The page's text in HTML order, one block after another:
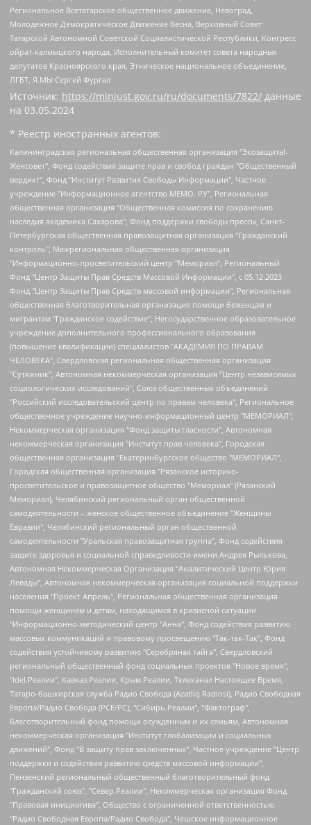
Региональное Всетатарское общественное движение, Невоград,
Молодежное Демократическое Движение Весна, Верховный Совет
Татарской Автономной Советской Социалистической Республики, Конгресс
ойрат-калмыцкого народа, Исполнительный комитет совета народных
депутатов Красноярского края, Этническое национальное объединение,
ЛГБТ, Я.МЫ Сергей Фургал
Источник: https://minjust.gov.ru/ru/documents/7822/ данные
на 03.05.2024
* Реестр иностранных агентов:
Калининградская региональная общественная организация "Экозащита!-Женсовет", Фонд содействия защите прав и свобод граждан "Общественный вердикт", Фонд "Институт Развития Свободы Информации", Частное учреждение "Информационное агентство МЕМО. РУ", Региональная общественная организация "Общественная комиссия по сохранению наследия академика Сахарова", Фонд поддержки свободы прессы, Санкт-Петербургская общественная правозащитная организация "Гражданский контроль", Межрегиональная общественная организация "Информационно-просветительский центр "Мемориал", Региональный Фонд "Центр Защиты Прав Средств Массовой Информации", с 05.12.2023 Фонд "Центр Защиты Прав Средств массовой информации", Региональная общественная благотворительная организация помощи беженцам и мигрантам "Гражданское содействие", Негосударственное образовательное учреждение дополнительного профессионального образования (повышение квалификации) специалистов "АКАДЕМИЯ ПО ПРАВАМ ЧЕЛОВЕКА", Свердловская региональная общественная организация "Сутяжник", Автономная некоммерческая организация "Центр независимых социологических исследований", Союз общественных объединений "Российский исследовательский центр по правам человека", Региональное общественное учреждение научно-информационный центр "МЕМОРИАЛ", Некоммерческая организация "Фонд защиты гласности", Автономная некоммерческая организация "Институт прав человека", Городская общественная организация "Екатеринбургское общество "МЕМОРИАЛ", Городская общественная организация "Рязанское историко-просветительское и правозащитное общество "Мемориал" (Рязанский Мемориал), Челябинский региональный орган общественной самодеятельности – женское общественное объединение "Женщины Евразии", Челябинский региональный орган общественной самодеятельности "Уральская правозащитная группа", Фонд содействия защите здоровья и социальной справедливости имени Андрея Рылькова, Автономная Некоммерческая Организация "Аналитический Центр Юрия Левады", Автономная некоммерческая организация социальной поддержки населения "Проект Апрель", Региональная общественная организация помощи женщинам и детям, находящимся в кризисной ситуации "Информационно-методический центр "Анна", Фонд содействия развитию массовых коммуникаций и правовому просвещению "Так-так-Так", Фонд содействия устойчивому развитию "Серебряная тайга", Свердловский региональный общественный фонд социальных проектов "Новое время", "Idel.Реалии", Кавказ.Реалии, Крым.Реалии, Телеканал Настоящее Время, Татаро-башкирская служба Радио Свобода (Azatliq Radiosi), Радио Свободная Европа/Радио Свобода (PCE/PC), "Сибирь.Реалии", "Фактограф", Благотворительный фонд помощи осужденным и их семьям, Автономная некоммерческая организация "Институт глобализации и социальных движений", Фонд "В защиту прав заключенных", Частное учреждение "Центр поддержки и содействия развитию средств массовой информации", Пензенский региональный общественный благотворительный фонд "Гражданский союз", "Север.Реалии", Некоммерческая организация Фонд "Правовая инициатива", Общество с ограниченной ответственностью "Радио Свободная Европа/Радио Свобода", Чешское информационное агентство "MEDIUM-ORIENT", Красноярская региональная общественная организация "Мы против СПИДа", Камалягин Денис Николаевич, Маркелов Сергей Евгеньевич, Пономарев Лев Александрович, Савицкая Людмила Алексеевна, Автономная некоммерческая организация "Центр по работе с проблемой насилия "НАСИЛИЮ.НЕТ", Межрегиональный профессиональный союз работников здравоохранения "Альянс врачей", Юридическое лицо, зарегистрированное в Латвийской Республике, SIA "Medusa Project" (регистрационный номер 40103797863, дата регистрации 10.06.2014), Некоммерческая организация "Фонд по борьбе с коррупцией", Автономная некоммерческая организация "Институт права и публичной политики", Баданин Роман Сергеевич, Гликин Максим Александрович, Железнова Мария Михайловна, Лукьянова Юлия Сергеевна, Маетная Елизавета Витальевна, Маняхин Петр Борисович, Чуракова Ольга Владимировна, Ярош Юлия Петровна, Юридическое лицо "The Insider SIA", зарегистрированное в Риге, Латвийская Республика (дата регистрации 26.06.2015), являющееся администратором доменного имени интернет-издания "The Insider SIA", https://theins.ru, Постернак Алексей Евгеньевич, Рубин Михаил Аркадьевич, Анин Роман Александрович, Юридическое лицо Istories fonds, зарегистрированное в Латвийской Республике (регистрационный номер 50008295751, дата регистрации 24.02.2020), Великовский Дмитрий Александрович, Долинина Ирина Николаевна, Мароховская Алеся Алексеевна, Шлейнов Роман Юрьевич, Шмагун Олеся Валентиновна, Общество с ограниченной ответственностью "Альтаир 2021", Общество с ограниченной ответственностью "Вега 2021", Общество с ограниченной ответственностью "Главный редактор 2021", Общество с ограниченной ответственностью "Ромашки монолит", Важенков Артем Валерьевич, Ивановская областная общественная организация "Центр гендерных исследований", Гурман Юрий Альбертович, Медиапроект "ОВД-Инфо", Егоров Владимир Владимирович, Жилинский Владимир Александрович, Общество с ограниченной ответственностью "ЗП", Иванова София Юрьевна, Карезина Инна Павловна, Кильтау Екатерина Викторовна, Петров Алексей Викторович, Пискунов Сергей Евгеньевич, Смирнов Сергей Сергеевич, Тихонов Михаил Сергеевич, Общество с ограниченной ответственностью "ЖУРНАЛИСТ-ИНОСТРАННЫЙ АГЕНТ", Арапова Галина Юрьевна, Вольтская Татьяна Анатольевна, Американская компания "Mason G.E.S. Anonymous Foundation" (США), являющаяся владельцем интернет-издания https://mnews.world/, Компания "Stichting Bellingcat", зарегистрированная в Нидерландах (дата регистрации 11.07.2018), Захаров Андрей Вячеславович, Клепиковская Екатерина Дмитриевна, Общество с ограниченной ответственностью "МЕМО", Перл Роман Александрович, Симонов Евгений Алексеевич, Соловьева Елена Анатольевна, Сотников Даниил Владимирович, Сурначева Елизавета Дмитриевна, Автономная некоммерческая организация по защите прав человека и информированию населения "Якутия – Наше Мнение", Общество с ограниченной ответственностью "Москоу диджитал медиа", с 26.01.2023 Общество с ограниченной ответственностью "Чайка Белые сады", Ветошкина Валерия Валерьевна, Заговора Максим Александрович, Межрегиональное общественное движение "Российская ЛГБТ - сеть", Оленичев Максим Владимирович, Павлов Иван Юрьевич, Скворцова Елена Сергеевна, Общество с ограниченной ответственностью "Как бы инагент", Кочетков Игорь Викторович, Общество с ограниченной ответственностью "Честные выборы", Еланчик Олег Александрович, Общество с ограниченной ответственностью "Нобелевский призыв", Гималова Регина Эмилевна, Григорьев Андрей Валерьевич, Григорьева Алина Александровна, Ассоциация по содействию защите прав призывников, альтернативнослужащих и военнослужащих "Правозащитная группа "Гражданин.Армия.Право", Хисамова Регина Фаритовна, Автономная некоммерческая организация по реализации социально-правовых программ "Лилит", Дальневосточное общественное движение "Маяк", Санкт-Петербургская ЛГБТ-инициативная группа "Выход", Инициативная группа ЛГБТ+ "Реверс", Алексеев Андрей Викторович, Бекбулатова Таисия Львовна, Беляев Иван Михайлович, Владыкина Елена Сергеевна, Гельман Марат Александрович, Никульшина Вероника Юрьевна, Толоконникова Надежда Андреевна, Шендерович Виктор Анатольевич, Общество с ограниченной ответственностью "Данное сообщение", Общество с ограниченной ответственностью Издательский дом "Новая глава", Айнбиндер Александра Александровна, Московский комьюнити-центр для ЛГБТ+инициатив, Благотворительный фонд развития филантропии, Deutsche Welle (Германия, Kurt-Schumacher-Strasse 3, 53113 Bonn), Борзунова Мария Михайловна, Воробьев Виктор Викторович, Голубева Анна Львовна, Константинова Алла Михайловна, Малкова Ирина Владимировна, Мурадов Мурад Абдулгалимович, Осетинская Елизавета Николаевна, Понасенков Евгений Николаевич, Ганапольский Матвей Юрьевич, Киселев Евгений Алексеевич, Борухович Ирина Григорьевна, Дремин Иван Тимофеевич, Дубровский Дмитрий Викторович, Красноярская региональная общественная организация поддержки и развития альтернативных образовательных технологий и межкультурных коммуникаций "ИНТЕРРА", Маяковская Екатерина Алексеевна, Фейгин Марк Захарович, Филимонов Андрей Викторович, Дзугкоева Регина Николаевна, Доброхотов Роман Александрович, Дудь Юрий Александрович, Елкин Сергей Владимирович, Кругликов Кирилл Игоревич, Сабунаева Мария Леонидовна, Семенов Алексей Владимирович, Шаинян Карен Багратович, Шульман Екатерина Михайловна, Асафьев Артур Валерьевич, Вахштайн Виктор Семенович, Венедиктов Алексей Алексеевич, Лушникова Екатерина Евгеньевна, Волков Леонид Михайлович, Невзоров Александр Глебович, Пархоменко Сергей Борисович, Сироткин Ярослав Николаевич, Кара-Мурза Владимир Владимирович, Баранова Наталья Владимировна, Гозман Леонид Яковлевич, Кагарлицкий Борис Юльевич, Климарев Михаил Валерьевич, Милов Владимир Станиславович, Автономная некоммерческая организация Краснодарский центр современного искусства "Типография", Моргенштерн Алишер Тагирович, Соболь Любовь Эдуардовна, Общество с ограниченной ответственностью "ЛИЗА НОРМ", Каспаров Гарри Кимович, Ходорковский Михаил Борисович, Общество с ограниченной ответственностью "Апрельские тезисы", Данилович Ирина Брониславовна, Кашин Олег Владимирович, Петров Николай Владимирович, Пивоваров Алексей Владимирович, Соколов Михаил Владимирович, Цветкова Юлия Владимировна, Чичваркин Евгений Александрович, Комитет против пыток/Команда против пыток, Общество с ограниченной ответственностью "Первый научный", Общество с ограниченной ответственностью "Вертолет и ко", Белоцерковская Вероника Борисовна, Кац Максим Евгеньевич, Лазарева Татьяна Юрьевна, Шаведдинов Руслан Табризович, Яшин Илья Валерьевич, Общество с ограниченной ответственностью "Иноагент ААВ", Алешковский Дмитрий Петрович, Альбац Евгения Марковна, Быков Дмитрий Львович, Галямина Юлия Евгеньевна, Лойко Сергей Леонидович, Мартынов Кирилл Константинович, Медведев Сергей Александрович, Крашенинников Федор Геннадиевич, Гордеева Катерина Вл